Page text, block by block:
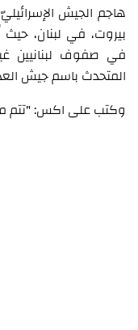
هاجم الجيش
بيروت، في لبنان،
في صفوف لبنانيين
المتحدث باسم جيش
وكتب على اكس: "تتم